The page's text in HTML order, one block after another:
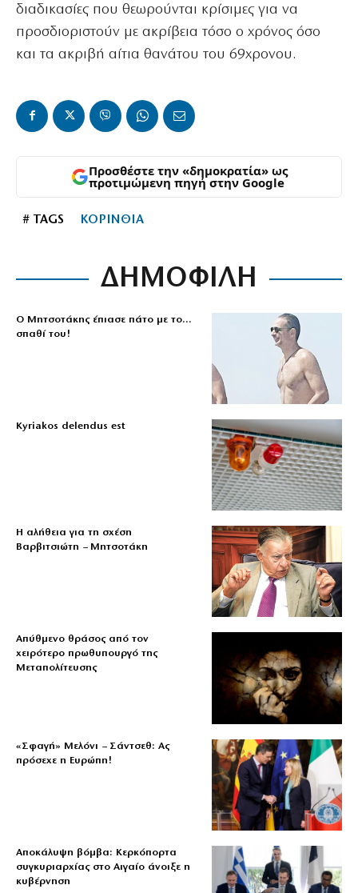
διαδικασίες που θεωρούνται κρίσιμες για να
προσδιοριστούν με ακρίβεια τόσο ο χρόνος όσο
και τα ακριβή αίτια θανάτου του 69χρονου.
Προσθέστε την «δημοκρατία» ως
προτιμώμενη πηγή στην Google
# TAGS ΚΟΡΙΝΘΙΑ
ΔΗΜΟΦΙΛΗ
Ο Μητσοτάκης έπιασε πάτο με το…
σπαθί του!
Kyriakos delendus est
Η αλήθεια για τη σχέση
Βαρβιτσιώτη – Μητσοτάκη
Απύθμενο θράσος από τον
χειρότερο πρωθυπουργό της
Μεταπολίτευσης
«Σφαγή» Μελόνι – Σάντσεθ: Ας
πρόσεχε η Ευρώπη!
Αποκάλυψη βόμβα: Κερκόπορτα
συγκυριαρχίας στο Αιγαίο άνοιξε η
κυβέρνηση